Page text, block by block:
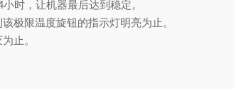
小时，让机器最后达到稳定。
极限温度旋钮的指示灯明亮为止。
止。